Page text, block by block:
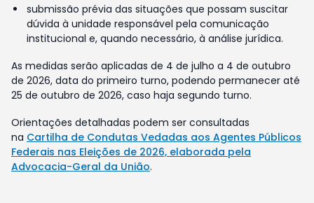
submissão prévia das situações que possam suscitar
dúvida à unidade responsável pela comunicação
institucional e, quando necessário, à análise jurídica.
As medidas serão aplicadas de 4 de julho a 4 de outubro
de 2026, data do primeiro turno, podendo permanecer até
25 de outubro de 2026, caso haja segundo turno.
Orientações detalhadas podem ser consultadas
na Cartilha de Condutas Vedadas aos Agentes Públicos
Federais nas Eleições de 2026, elaborada pela
Advocacia-Geral da União.